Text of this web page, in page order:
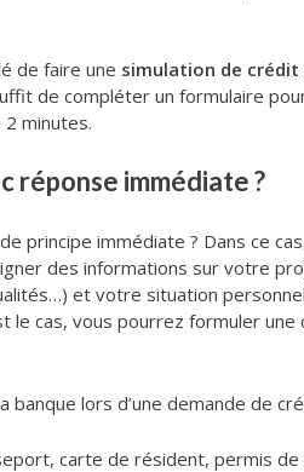
de faire une simulation de
de compléter un formulaire
minutes.
réponse immédiate ?
principe immédiate ? Dans ce
des informations sur votre
et votre situation
cas, vous pourrez formuler
lors d’une demande de
carte de résident, permis de